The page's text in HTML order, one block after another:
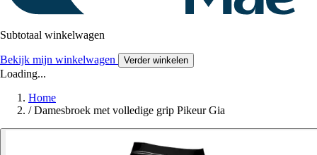
Subtotaal winkelwagen
Bekijk mijn winkelwagen Verder winkelen
Loading...
Home
/ Damesbroek met volledige grip Pikeur Gia